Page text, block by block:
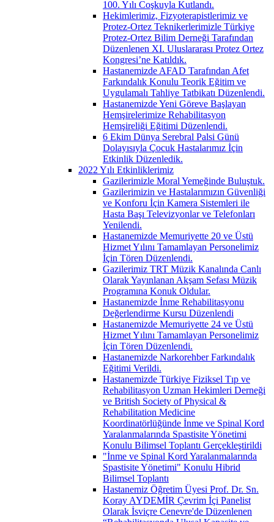
100. Yılı Coşkuyla Kutlandı.
Hekimlerimiz, Fizyoterapistlerimiz ve
Protez-Ortez Teknikerlerimizle Türkiye
Protez-Ortez Bilim Derneği Tarafından
Düzenlenen XI. Uluslararası Protez Ortez
Kongresi’ne Katıldık.
Hastanemizde AFAD Tarafından Afet
Farkındalık Konulu Teorik Eğitim ve
Uygulamalı Tahliye Tatbikatı Düzenlendi.
Hastanemizde Yeni Göreve Başlayan
Hemşirelerimize Rehabilitasyon
Hemşireliği Eğitimi Düzenlendi.
6 Ekim Dünya Serebral Palsi Günü
Dolayısıyla Çocuk Hastalarımız İçin
Etkinlik Düzenledik.
2022 Yılı Etkinliklerimiz
Gazilerimizle Moral Yemeğinde Buluştuk.
Gazilerimizin ve Hastalarımızın Güvenliği
ve Konforu İçin Kamera Sistemleri ile
Hasta Başı Televizyonlar ve Telefonları
Yenilendi.
Hastanemizde Memuriyette 20 ve Üstü
Hizmet Yılını Tamamlayan Personelimiz
İçin Tören Düzenlendi.
Gazilerimiz TRT Müzik Kanalında Canlı
Olarak Yayınlanan Akşam Sefası Müzik
Programına Konuk Oldular.
Hastanemizde İnme Rehabilitasyonu
Değerlendirme Kursu Düzenlendi
Hastanemizde Memuriyette 24 ve Üstü
Hizmet Yılını Tamamlayan Personelimiz
İçin Tören Düzenlendi.
Hastanemizde Narkorehber Farkındalık
Eğitimi Verildi.
Hastanemizde Türkiye Fiziksel Tıp ve
Rehabilitasyon Uzman Hekimleri Derneği
ve British Society of Physical &
Rehabilitation Medicine
Koordinatörlüğünde İnme ve Spinal Kord
Yaralanmalarında Spastisite Yönetimi
Konulu Bilimsel Toplantı Gerçekleştirildi
"İnme ve Spinal Kord Yaralanmalarında
Spastisite Yönetimi" Konulu Hibrid
Bilimsel Toplantı
Hastanemiz Öğretim Üyesi Prof. Dr. Sn.
Koray AYDEMİR Çevrim İçi Panelist
Olarak İsviçre Cenevre'de Düzenlenen